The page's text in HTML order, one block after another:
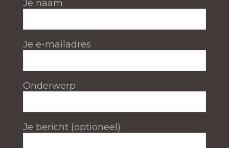
Je naam
Je e-mailadres
Onderwerp
Je bericht (optioneel)